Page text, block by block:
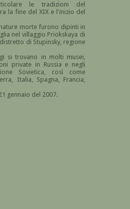
le tradizioni del
la fine del XIX e l'inizio del
morte furono dipinti in
nel villaggio Priokskaya di
di Stupinsky, regione
si trovano in molti musei,
private in Russia e negli
Sovietica, così come
Italia, Spagna, Francia,
gennaio del 2007.